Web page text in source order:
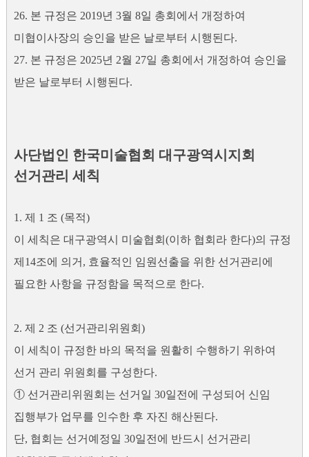
26. 본 규정은 2019년 3월 8일 총회에서 개정하여
미협이사장의 승인을 받은 날로부터 시행된다.
27. 본 규정은 2025년 2월 27일 총회에서 개정하여 승인을
받은 날로부터 시행된다.
사단법인 한국미술협회 대구광역시지회
선거관리 세칙
1. 제 1 조 (목적)
이 세칙은 대구광역시 미술협회(이하 협회라 한다)의 규정
제14조에 의거, 효율적인 임원선출을 위한 선거관리에
필요한 사항을 규정함을 목적으로 한다.
2. 제 2 조 (선거관리위원회)
이 세칙이 규정한 바의 목적을 원활히 수행하기 위하여
선거 관리 위원회를 구성한다.
① 선거관리위원회는 선거일 30일전에 구성되어 신임
집행부가 업무를 인수한 후 자진 해산된다.
단, 협회는 선거예정일 30일전에 반드시 선거관리